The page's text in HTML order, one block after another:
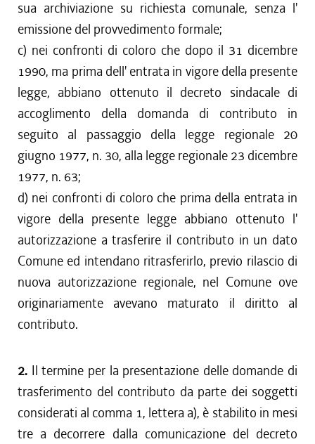
sua archiviazione su richiesta comunale, senza l'
emissione del provvedimento formale;
c) nei confronti di coloro che dopo il 31 dicembre
1990, ma prima dell' entrata in vigore della presente
legge, abbiano ottenuto il decreto sindacale di
accoglimento della domanda di contributo in
seguito al passaggio della legge regionale 20
giugno 1977, n. 30, alla legge regionale 23 dicembre
1977, n. 63;
d) nei confronti di coloro che prima della entrata in
vigore della presente legge abbiano ottenuto l'
autorizzazione a trasferire il contributo in un dato
Comune ed intendano ritrasferirlo, previo rilascio di
nuova autorizzazione regionale, nel Comune ove
originariamente avevano maturato il diritto al
contributo.
2. Il termine per la presentazione delle domande di
trasferimento del contributo da parte dei soggetti
considerati al comma 1, lettera a), è stabilito in mesi
tre a decorrere dalla comunicazione del decreto